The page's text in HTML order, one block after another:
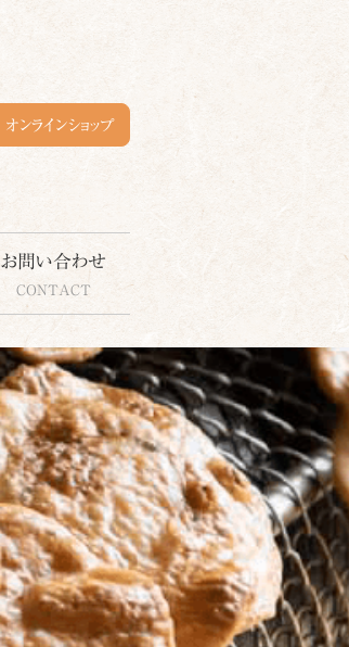
オンラインショップ
お問い合わせ
CONTACT